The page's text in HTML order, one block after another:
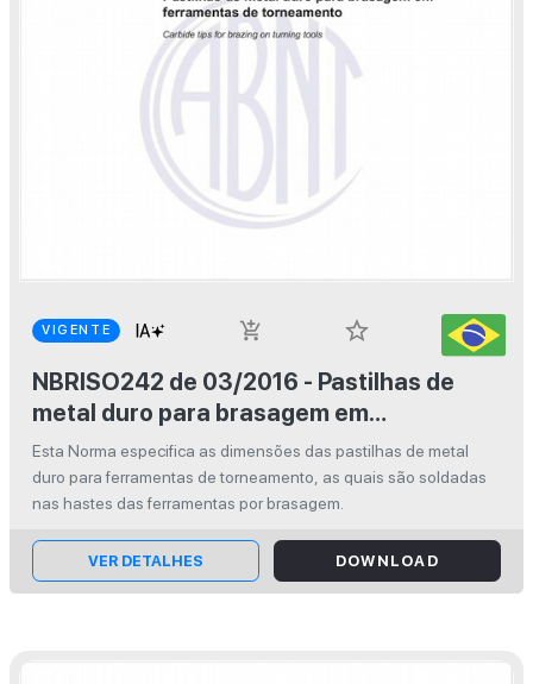
VIGENTE add_shopping_cart
star_border
NBRISO242 de 03/2016 - Pastilhas de
metal duro para brasagem em
ferramentas de torneamento
Esta Norma especifica as dimensões das pastilhas de metal
duro para ferramentas de torneamento, as quais são soldadas
nas hastes das ferramentas por brasagem.
VER DETALHES DOWNLOAD